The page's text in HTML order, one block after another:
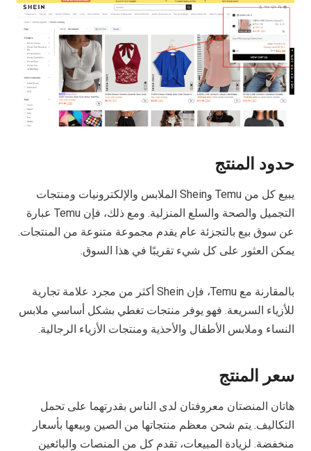
حدود المنتج
يبيع كل من Temu وShein الملابس والإلكترونيات ومنتجات
التجميل والصحة والسلع المنزلية. ومع ذلك، فإن Temu عبارة
عن سوق بيع بالتجزئة عام يقدم مجموعة متنوعة من المنتجات.
يمكن العثور على كل شيء تقريبًا في هذا السوق.
بالمقارنة مع Temu، فإن Shein أكثر من مجرد علامة تجارية
للأزياء السريعة. فهو يوفر منتجات تغطي بشكل أساسي ملابس
النساء وملابس الأطفال والأحذية ومنتجات الأزياء الرجالية.
سعر المنتج
هاتان المنصتان معروفتان لدى الناس بقدرتهما على تحمل
التكاليف. يتم شحن معظم منتجاتها من الصين وبيعها بأسعار
منخفضة. لزيادة المبيعات، تقدم كل من المنصات والبائعين